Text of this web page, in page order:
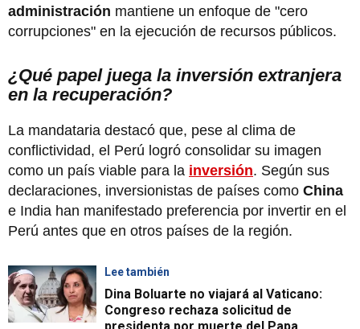
administración mantiene un enfoque de "cero
corrupciones" en la ejecución de recursos públicos.
¿Qué papel juega la inversión extranjera
en la recuperación?
La mandataria destacó que, pese al clima de
conflictividad, el Perú logró consolidar su imagen
como un país viable para la inversión. Según sus
declaraciones, inversionistas de países como China
e India han manifestado preferencia por invertir en el
Perú antes que en otros países de la región.
Lee también
Dina Boluarte no viajará al Vaticano:
Congreso rechaza solicitud de